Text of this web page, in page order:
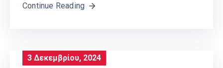
Continue Reading
3 Δεκεμβρίου, 2024